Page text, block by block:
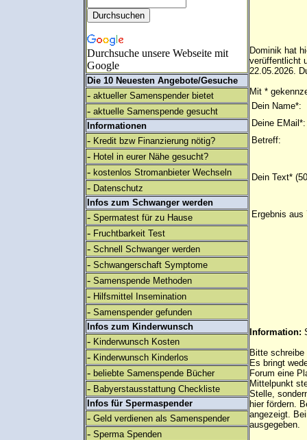
Durchsuche unsere Webseite mit
Google
Die 10 Neuesten Angebote/Gesuche
- aktueller Samenspender bietet
- aktuelle Samenspende gesucht
Informationen
- Kredit bzw Finanzierung nötig?
- Hotel in eurer Nähe gesucht?
- kostenlos Stromanbieter Wechseln
- Datenschutz
Infos zum Schwanger werden
- Spermatest für zu Hause
- Fruchtbarkeit Test
- Schnell Schwanger werden
- Schwangerschaft Symptome
- Samenspende Methoden
- Hilfsmittel Insemination
- Samenspender gefunden
Infos zum Kinderwunsch
- Kinderwunsch Kosten
- Kinderwunsch Kinderlos
- beliebte Samenspende Bücher
- Babyerstausstattung Checkliste
Infos für Spermaspender
- Geld verdienen als Samenspender
- Sperma Spenden
Dominik hat
verüffentlicht
22.05.2026.
Mit *
Dein Name*:
Deine EMail*:
Betreff:
Dein Text*
Ergebnis aus
Information:
Bitte
Es bringt
Forum eine
Mittelpunkt
Stelle,
hier fördern.
angezeigt.
ausgegeben.